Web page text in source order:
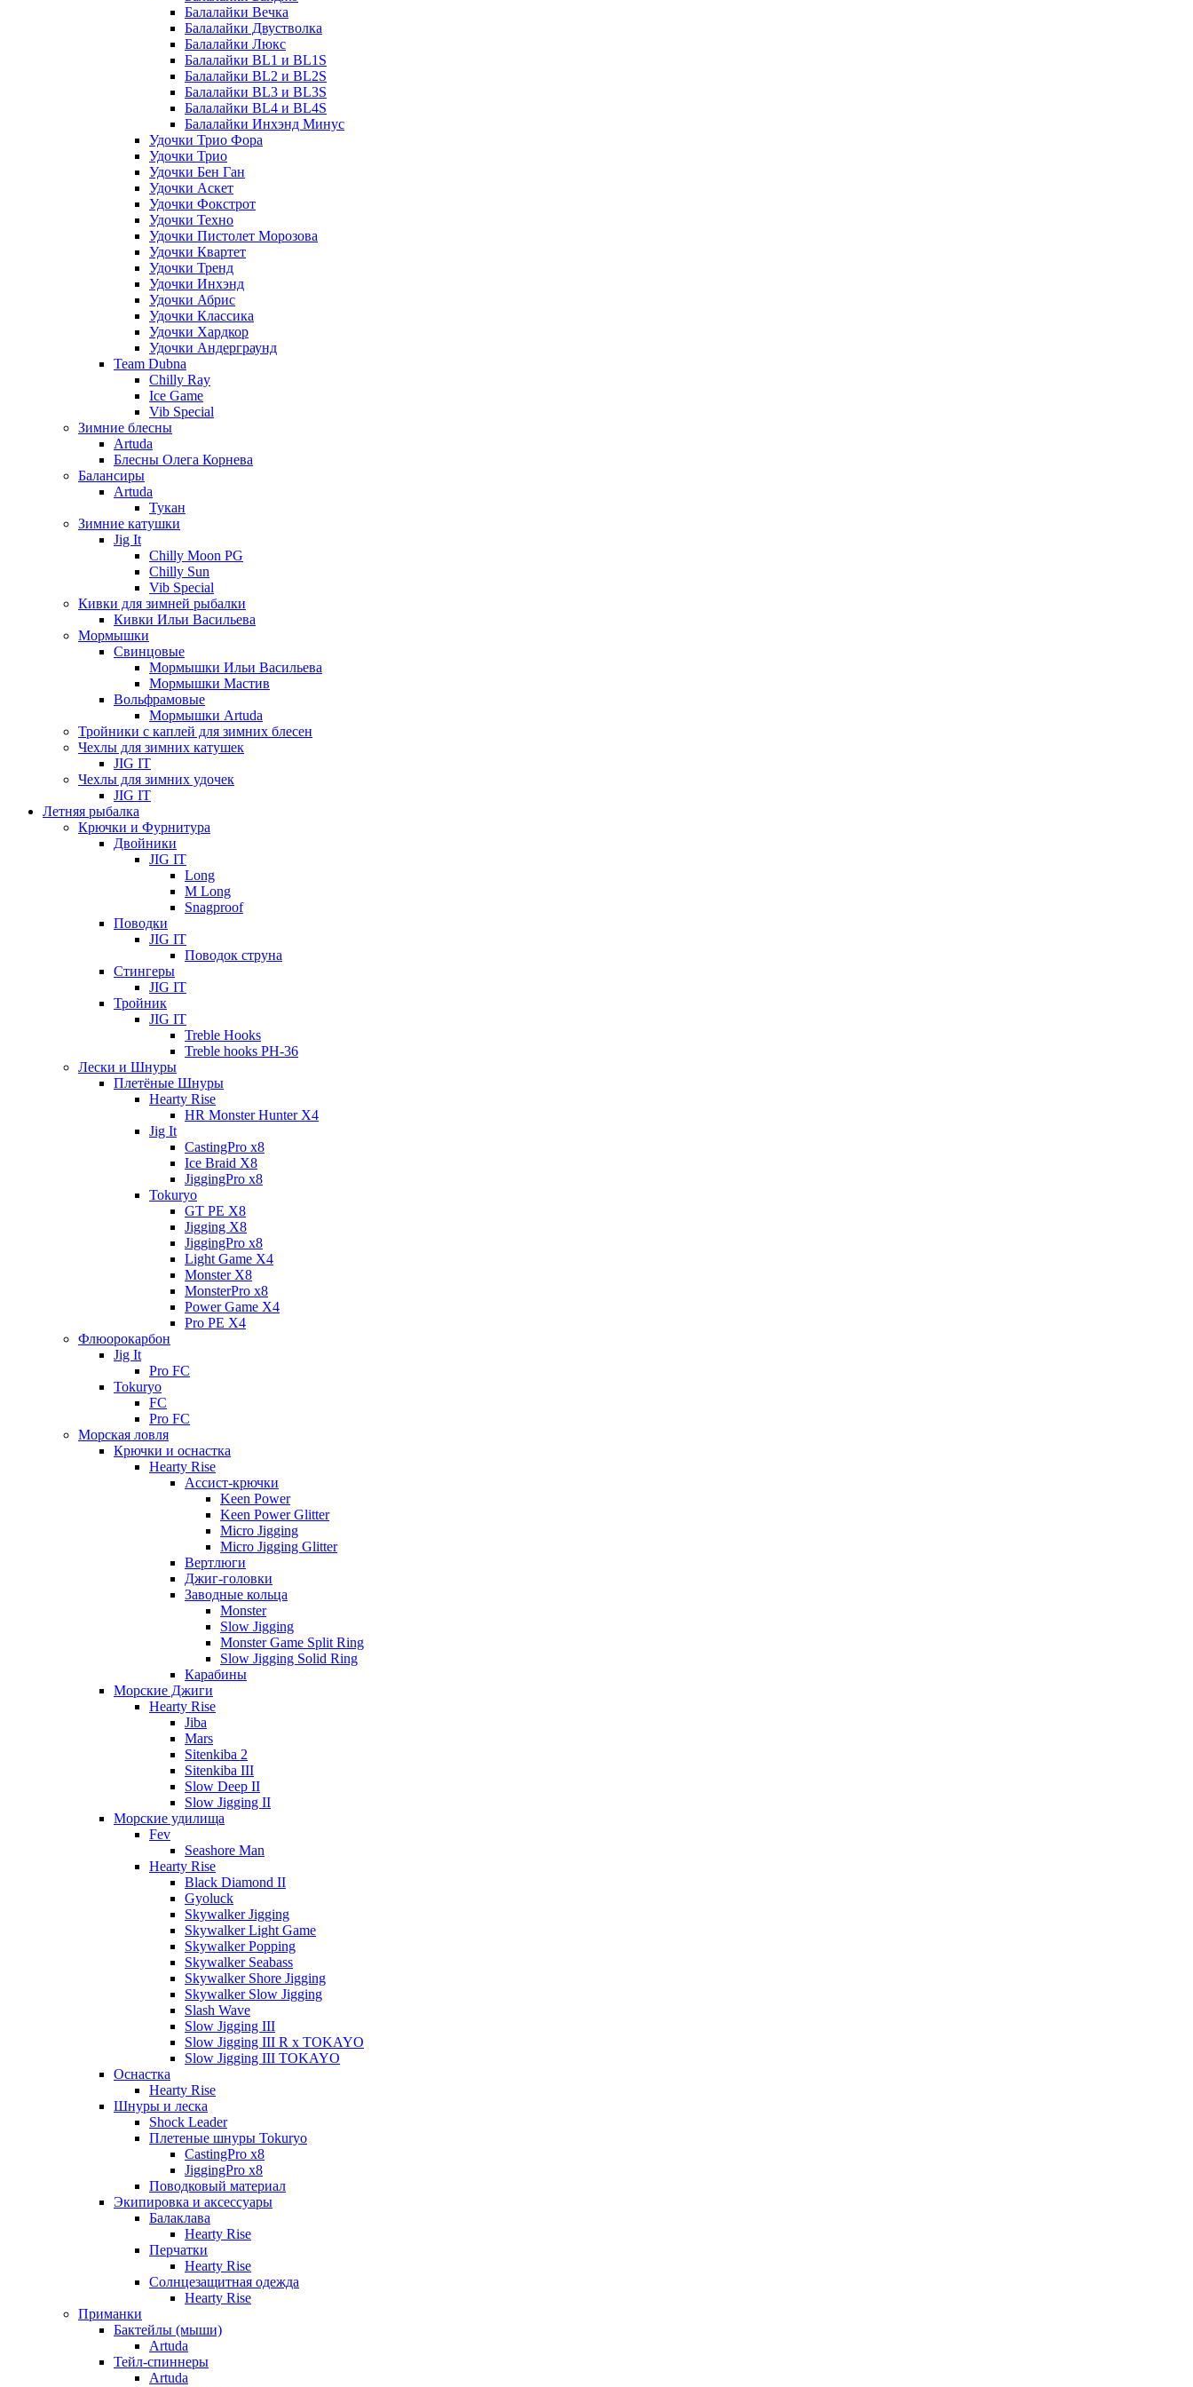
Балалайки Вечка
Балалайки Двустволка
Балалайки Люкс
Балалайки BL1 и BL1S
Балалайки BL2 и BL2S
Балалайки BL3 и BL3S
Балалайки BL4 и BL4S
Балалайки Инхэнд Минус
Удочки Трио Фора
Удочки Трио
Удочки Бен Ган
Удочки Аскет
Удочки Фокстрот
Удочки Техно
Удочки Пистолет Морозова
Удочки Квартет
Удочки Тренд
Удочки Инхэнд
Удочки Абрис
Удочки Классика
Удочки Хардкор
Удочки Андерграунд
Team Dubna
Chilly Ray
Ice Game
Vib Special
Зимние блесны
Artuda
Блесны Олега Корнева
Балансиры
Artuda
Тукан
Зимние катушки
Jig It
Chilly Moon PG
Chilly Sun
Vib Special
Кивки для зимней рыбалки
Кивки Ильи Васильева
Мормышки
Свинцовые
Мормышки Ильи Васильева
Мормышки Мастив
Вольфрамовые
Мормышки Artuda
Тройники с каплей для зимних блесен
Чехлы для зимних катушек
JIG IT
Чехлы для зимних удочек
JIG IT
Летняя рыбалка
Крючки и Фурнитура
Двойники
JIG IT
Long
M Long
Snagproof
Поводки
JIG IT
Поводок струна
Стингеры
JIG IT
Тройник
JIG IT
Treble Hooks
Treble hooks PH-36
Лески и Шнуры
Плетёные Шнуры
Hearty Rise
HR Monster Hunter X4
Jig It
CastingPro x8
Ice Braid X8
JiggingPro x8
Tokuryo
GT PE X8
Jigging X8
JiggingPro x8
Light Game X4
Monster X8
MonsterPro x8
Power Game X4
Pro PE X4
Флюорокарбон
Jig It
Pro FC
Tokuryo
FC
Pro FC
Морская ловля
Крючки и оснастка
Hearty Rise
Ассист-крючки
Keen Power
Keen Power Glitter
Micro Jigging
Micro Jigging Glitter
Вертлюги
Джиг-головки
Заводные кольца
Monster
Slow Jigging
Monster Game Split Ring
Slow Jigging Solid Ring
Карабины
Морские Джиги
Hearty Rise
Jiba
Mars
Sitenkiba 2
Sitenkiba III
Slow Deep II
Slow Jigging II
Морские удилища
Fev
Seashore Man
Hearty Rise
Black Diamond II
Gyoluck
Skywalker Jigging
Skywalker Light Game
Skywalker Popping
Skywalker Seabass
Skywalker Shore Jigging
Skywalker Slow Jigging
Slash Wave
Slow Jigging III
Slow Jigging III R x TOKAYO
Slow Jigging III TOKAYO
Оснастка
Hearty Rise
Шнуры и леска
Shock Leader
Плетеные шнуры Tokuryo
CastingPro x8
JiggingPro x8
Поводковый материал
Экипировка и аксессуары
Балаклава
Hearty Rise
Перчатки
Hearty Rise
Солнцезащитная одежда
Hearty Rise
Приманки
Бактейлы (мыши)
Artuda
Тейл-спиннеры
Artuda